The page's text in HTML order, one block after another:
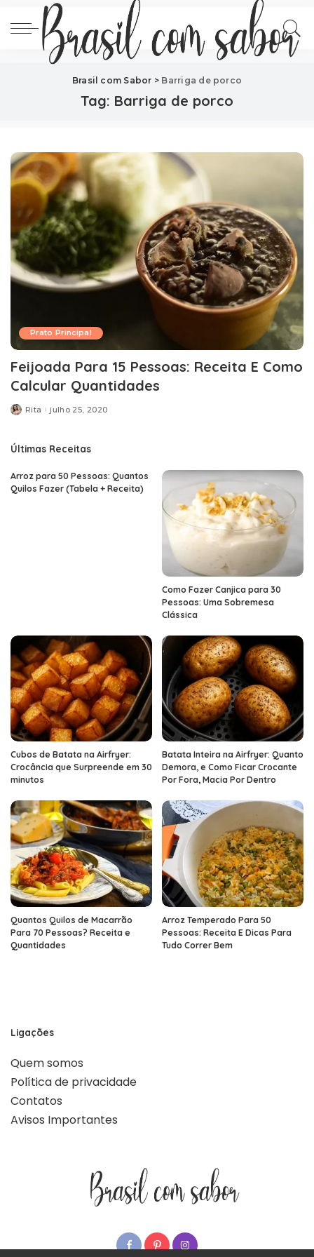
Brasil com Sabor > Barriga de porco
Tag: Barriga de porco
Prato Principal
Feijoada Para 15 Pessoas: Receita E Como
Calcular Quantidades
Posted
Rita julho 25, 2020
Últimas Receitas
Arroz para 50 Pessoas: Quantos
Quilos Fazer (Tabela + Receita)
Como Fazer Canjica para 30
Pessoas: Uma Sobremesa
Clássica
Cubos de Batata na Airfryer:
Crocância que Surpreende em 30
minutos
Batata Inteira na Airfryer: Quanto
Demora, e Como Ficar Crocante
Por Fora, Macia Por Dentro
Quantos Quilos de Macarrão
Para 70 Pessoas? Receita e
Quantidades
Arroz Temperado Para 50
Pessoas: Receita E Dicas Para
Tudo Correr Bem
Ligações
Quem somos
Política de privacidade
Contatos
Avisos Importantes